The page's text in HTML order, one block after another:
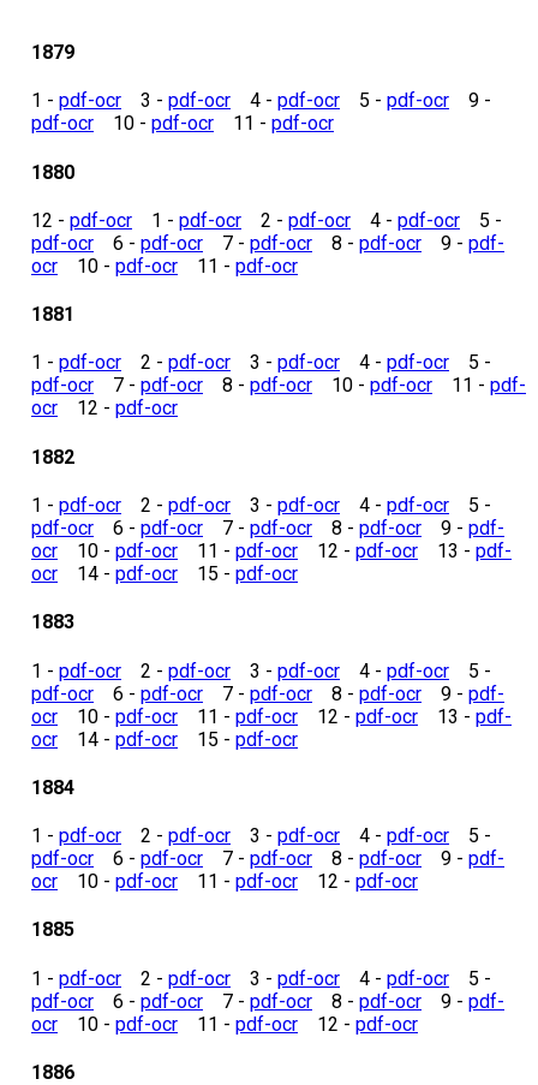
1879
1 - pdf-ocr 3 - pdf-ocr 4 - pdf-ocr 5 - pdf-ocr 9 -
pdf-ocr 10 - pdf-ocr 11 - pdf-ocr
1880
12 - pdf-ocr 1 - pdf-ocr 2 - pdf-ocr 4 - pdf-ocr 5 -
pdf-ocr 6 - pdf-ocr 7 - pdf-ocr 8 - pdf-ocr 9 - pdf-
ocr 10 - pdf-ocr 11 - pdf-ocr
1881
1 - pdf-ocr 2 - pdf-ocr 3 - pdf-ocr 4 - pdf-ocr 5 -
pdf-ocr 7 - pdf-ocr 8 - pdf-ocr 10 - pdf-ocr 11 - pdf-
ocr 12 - pdf-ocr
1882
1 - pdf-ocr 2 - pdf-ocr 3 - pdf-ocr 4 - pdf-ocr 5 -
pdf-ocr 6 - pdf-ocr 7 - pdf-ocr 8 - pdf-ocr 9 - pdf-
ocr 10 - pdf-ocr 11 - pdf-ocr 12 - pdf-ocr 13 - pdf-
ocr 14 - pdf-ocr 15 - pdf-ocr
1883
1 - pdf-ocr 2 - pdf-ocr 3 - pdf-ocr 4 - pdf-ocr 5 -
pdf-ocr 6 - pdf-ocr 7 - pdf-ocr 8 - pdf-ocr 9 - pdf-
ocr 10 - pdf-ocr 11 - pdf-ocr 12 - pdf-ocr 13 - pdf-
ocr 14 - pdf-ocr 15 - pdf-ocr
1884
1 - pdf-ocr 2 - pdf-ocr 3 - pdf-ocr 4 - pdf-ocr 5 -
pdf-ocr 6 - pdf-ocr 7 - pdf-ocr 8 - pdf-ocr 9 - pdf-
ocr 10 - pdf-ocr 11 - pdf-ocr 12 - pdf-ocr
1885
1 - pdf-ocr 2 - pdf-ocr 3 - pdf-ocr 4 - pdf-ocr 5 -
pdf-ocr 6 - pdf-ocr 7 - pdf-ocr 8 - pdf-ocr 9 - pdf-
ocr 10 - pdf-ocr 11 - pdf-ocr 12 - pdf-ocr
1886